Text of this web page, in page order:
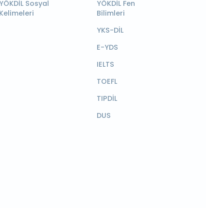
YÖKDİL Sosyal
Kelimeleri
YÖKDİL Fen
Bilimleri
YKS-DİL
E-YDS
IELTS
TOEFL
TIPDİL
DUS